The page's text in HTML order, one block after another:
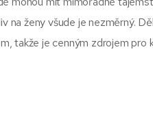
na ženy všude je nezměrný.
takže je cenným zdrojem pro